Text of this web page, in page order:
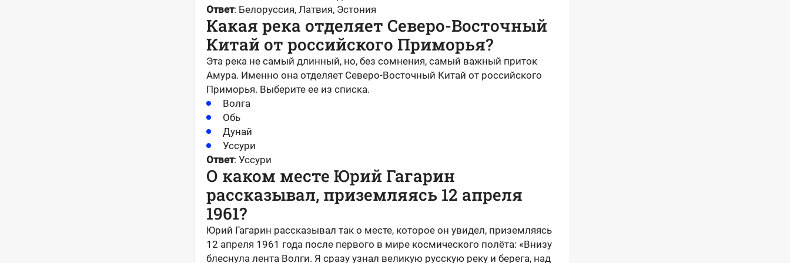
Ответ: Белоруссия, Латвия, Эстония
Какая река отделяет Северо-Восточный
Китай от российского Приморья?
Эта река не самый длинный, но, без сомнения, самый важный приток
Амура. Именно она отделяет Северо-Восточный Китай от российского
Приморья. Выберите ее из списка.
Волга
Обь
Дунай
Уссури
Ответ: Уссури
О каком месте Юрий Гагарин
рассказывал, приземляясь 12 апреля
1961?
Юрий Гагарин рассказывал так о месте, которое он увидел, приземляясь
12 апреля 1961 года после первого в мире космического полёта: «Внизу
блеснула лента Волги. Я сразу узнал великую русскую реку и берега, над